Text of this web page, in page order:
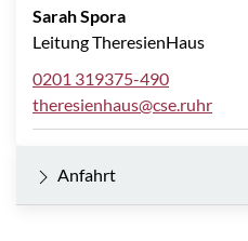
Sarah Spora
Leitung TheresienHaus
0201 319375-490
theresienhaus@cse.ruhr
Anfahrt